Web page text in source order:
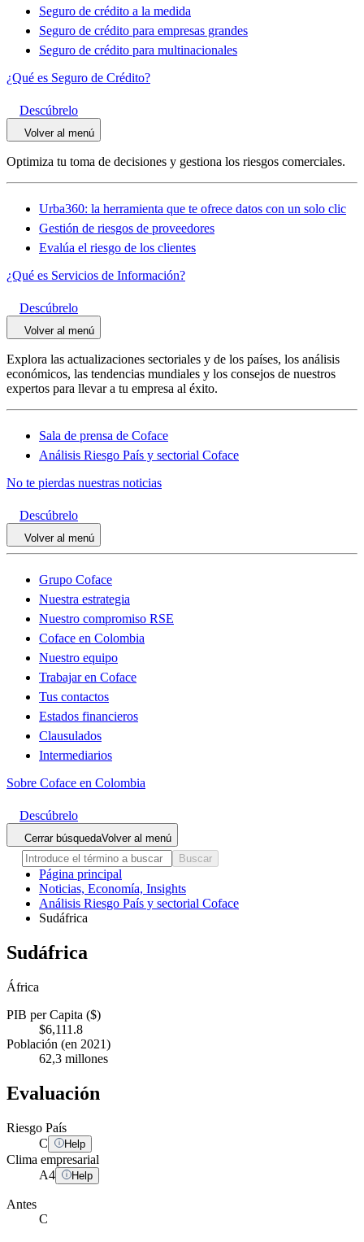
Seguro de crédito a la medida
Seguro de crédito para empresas grandes
Seguro de crédito para multinacionales
¿Qué es Seguro de Crédito?
Descúbrelo
Volver al menú
Optimiza tu toma de decisiones y gestiona los riesgos comerciales.
Urba360: la herramienta que te ofrece datos con un solo clic
Gestión de riesgos de proveedores
Evalúa el riesgo de los clientes
¿Qué es Servicios de Información?
Descúbrelo
Volver al menú
Explora las actualizaciones sectoriales y de los países, los análisis
económicos, las tendencias mundiales y los consejos de nuestros
expertos para llevar a tu empresa al éxito.
Sala de prensa de Coface
Análisis Riesgo País y sectorial Coface
No te pierdas nuestras noticias
Descúbrelo
Volver al menú
Grupo Coface
Nuestra estrategia
Nuestro compromiso RSE
Coface en Colombia
Nuestro equipo
Trabajar en Coface
Tus contactos
Estados financieros
Clausulados
Intermediarios
Sobre Coface en Colombia
Descúbrelo
Cerrar búsquedaVolver al menú
Buscar
Página principal
Noticias, Economía, Insights
Análisis Riesgo País y sectorial Coface
Sudáfrica
Sudáfrica
África
PIB per Capita ($)
$6,111.8
Población (en 2021)
62,3 millones
Evaluación
Riesgo País
C
Help
Clima empresarial
A4 Help
Antes
C